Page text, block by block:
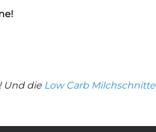
Und die Low Carb Milchschnitte